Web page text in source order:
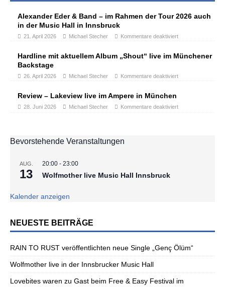
Alexander Eder & Band – im Rahmen der Tour 2026 auch
in der Music Hall in Innsbruck
21. April 2026 Michael Stecher Kommentare deaktiviert
Hardline mit aktuellem Album „Shout“ live im Münchener
Backstage
26. April 2026 Michael Stecher Kommentare deaktiviert
Review – Lakeview live im Ampere in München
28. Juni 2026 Michael Stecher Kommentare deaktiviert
Bevorstehende Veranstaltungen
AUG.
13
20:00 - 23:00
Wolfmother live Music Hall Innsbruck
Kalender anzeigen
NEUESTE BEITRÄGE
RAIN TO RUST veröffentlichten neue Single „Genç Ölüm“
Wolfmother live in der Innsbrucker Music Hall
Lovebites waren zu Gast beim Free & Easy Festival im